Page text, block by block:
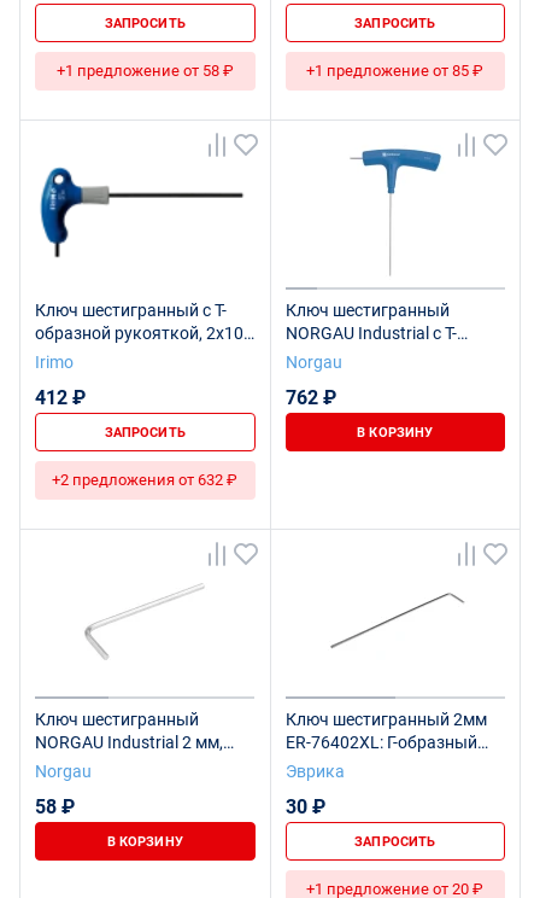
ЗАПРОСИТЬ
+1 предложение от 58 ₽
ЗАПРОСИТЬ
+1 предложение от 85 ₽
Ключ шестигранный с Т-
образной рукояткой, 2x100
мм
Irimo
412 ₽
ЗАПРОСИТЬ
+2 предложения от 632 ₽
Ключ шестигранный
NORGAU Industrial с Т-
образной рукояткой 2 мм,
Norgau
762 ₽
В КОРЗИНУ
Ключ шестигранный
NORGAU Industrial 2 мм,
N42-2
Norgau
58 ₽
В КОРЗИНУ
Ключ шестигранный 2мм
ER-76402XL: Г-образный
экстрадлинный ЭВРИКА
Эврика
30 ₽
ЗАПРОСИТЬ
+1 предложение от 20 ₽